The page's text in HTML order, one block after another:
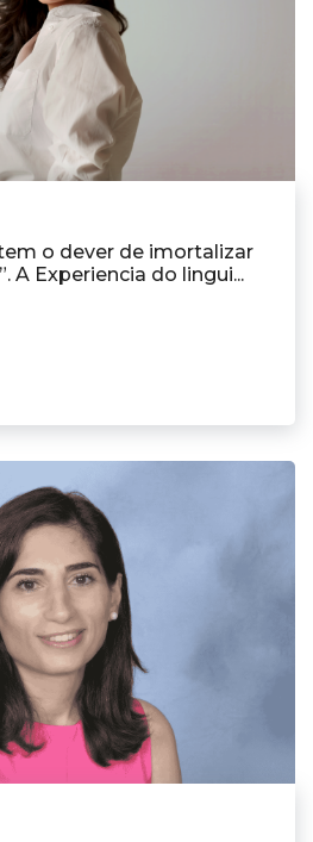
o dever de imortalizar
A Experiencia do lingui...